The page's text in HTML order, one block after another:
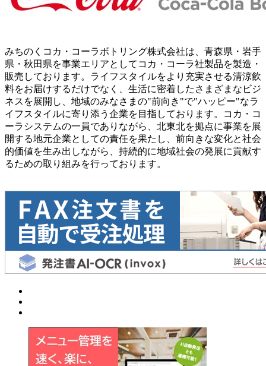
みちのくコカ・コーラボトリング株式会社は、青森県・岩手
県・秋田県を事業エリアとしてコカ・コーラ社製品を製造・
販売しております。ライフスタイルをより充実させる清涼飲
料をお届けするだけでなく、生活に密着したさまざまなビジ
ネスを展開し、地域のみなさまの"前向き"で"ハッピー"なラ
イフスタイルに寄り添う企業を目指しております。コカ・コ
ーラシステムの一員でありながら、北東北を拠点に事業を展
開する地元企業としての責任を果たし、前向きな変化と社会
的価値を生み出しながら、持続的に地域社会の発展に貢献す
るための取り組みを行っております。